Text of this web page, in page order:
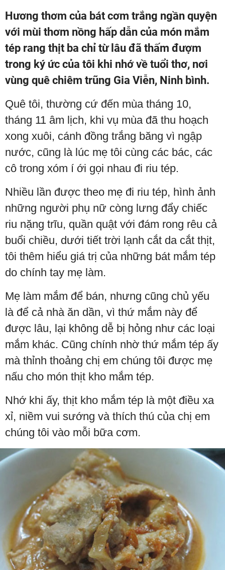
Hương thơm của bát cơm trắng ngần quyện
với mùi thơm nồng hấp dẫn của món mắm
tép rang thịt ba chỉ từ lâu đã thấm đượm
trong ký ức của tôi khi nhớ về tuổi thơ, nơi
vùng quê chiêm trũng Gia Viễn, Ninh bình.
Quê tôi, thường cứ đến mùa tháng 10,
tháng 11 âm lịch, khi vụ mùa đã thu hoạch
xong xuôi, cánh đồng trắng băng vì ngập
nước, cũng là lúc mẹ tôi cùng các bác, các
cô trong xóm í ới gọi nhau đi riu tép.
Nhiều lần được theo mẹ đi riu tép, hình ảnh
những người phụ nữ còng lưng đẩy chiếc
riu nặng trĩu, quần quật với đám rong rêu cả
buổi chiều, dưới tiết trời lạnh cắt da cắt thịt,
tôi thêm hiểu giá trị của những bát mắm tép
do chính tay mẹ làm.
Mẹ làm mắm để bán, nhưng cũng chủ yếu
là để cả nhà ăn dần, vì thứ mắm này để
được lâu, lại không dễ bị hỏng như các loại
mắm khác. Cũng chính nhờ thứ mắm tép ấy
mà thỉnh thoảng chị em chúng tôi được mẹ
nấu cho món thịt kho mắm tép.
Nhớ khi ấy, thịt kho mắm tép là một điều xa
xỉ, niềm vui sướng và thích thú của chị em
chúng tôi vào mỗi bữa cơm.